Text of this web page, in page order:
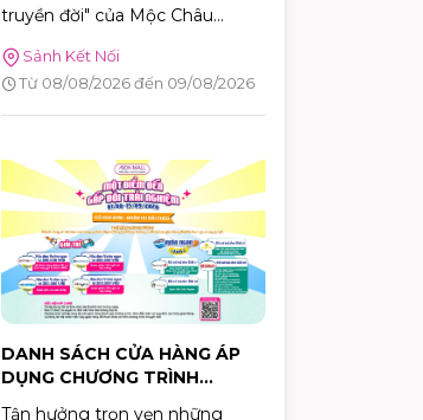
truyền đời" của Mộc Châu
Creamery chính thức dừng
chân tại TP.HCM. Trong hai
ngày 08–09/08/2026, khách
đáo, tham gia nhiều hoạt động
tương tác thú vị và nhận quà
tặng phiên bản giới hạn tại
AEON MALL Tân Phú Celadon.
Sảnh Kết Nối
Từ 08/08/2026 đến 09/08/2026
DANH SÁCH CỬA HÀNG ÁP
DỤNG CHƯƠNG TRÌNH
Tận hưởng trọn vẹn những